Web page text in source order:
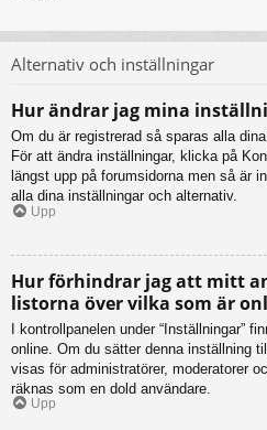
Alternativ och inställningar
Hur ändrar jag mina
Om du är registrerad så sparas alla
För att ändra inställningar, klicka på
längst upp på forumsidorna men så är
alla dina inställningar och alternativ.
Upp
Hur förhindrar jag att mitt
listorna över vilka som är
I kontrollpanelen under “Inställningar”
online. Om du sätter denna inställning
visas för administratörer, moderatorer
räknas som en dold användare.
Upp